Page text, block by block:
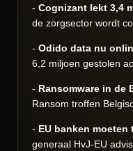
- Cognizant lekt 3,4
de zorgsector wordt
- Odido data nu
6,2 miljoen gestolen
- Ransomware in de
Ransom troffen
- EU banken moeten
generaal HvJ-EU